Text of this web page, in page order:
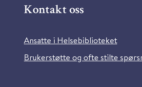
Kontakt oss
Ansatte i Helsebiblioteket
Brukerstøtte og ofte stilte